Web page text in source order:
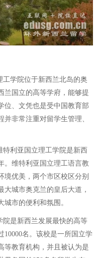
学院位于新西兰北岛的奥
兰国立的高等学府，能够提
位、文凭也是受中国教育部
非常注重对留学生管理、
利亚国立理工学院是新西
。维特利亚国立理工语言教
境优美，两个市区校区分别
城市奥克兰的皇后大道，
市的便利和氛围。
是新西兰发展最快的高等
10000名。该校是一所国立学
等教育机构，并且被认为是